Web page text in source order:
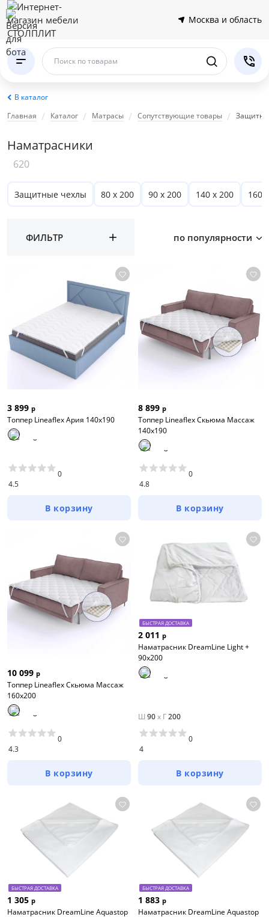
Москва и область
Поиск по товарам
В каталог
Главная
Каталог Матрасы Сопутствующие товары
Наматрасники
620
Защитные чехлы 80 х 200 90 х 200 140 х 200 160
ФИЛЬТР по популярности
3 899 р
Топпер Lineaflex Ария 140x190
4.5
0
В корзину
8 899 р
Топпер Lineaflex Скьюма Массаж
140x190
4.8
0
В корзину
10 099 р
Топпер Lineaflex Скьюма Массаж
160x200
4.3
0
В корзину
БЫСТРАЯ ДОСТАВКА
2 011 р
Наматрасник DreamLine Light +
90х200
Ш 90x Г200
4
0
В корзину
БЫСТРАЯ ДОСТАВКА
1 305 р
Наматрасник DreamLine Aquastop
БЫСТРАЯ ДОСТАВКА
1 883 р
Наматрасник DreamLine Aquastop